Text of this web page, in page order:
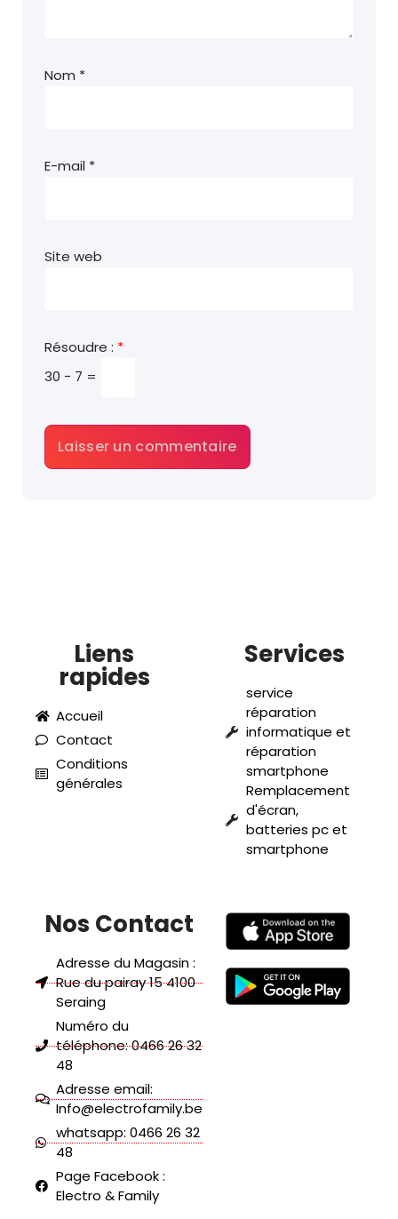
Nom *
E-mail *
Site web
Résoudre : *
30 − 7 =
Liens
rapides
Accueil
Contact
Conditions
générales
Services
service
réparation
informatique et
réparation
smartphone
Remplacement
d'écran,
batteries pc et
smartphone
Nos Contact
Adresse du Magasin :
Rue du pairay 15 4100
Seraing
Numéro du
téléphone: 0466 26 32
48
Adresse email:
Info@electrofamily.be
whatsapp: 0466 26 32
48
Page Facebook :
Electro & Family